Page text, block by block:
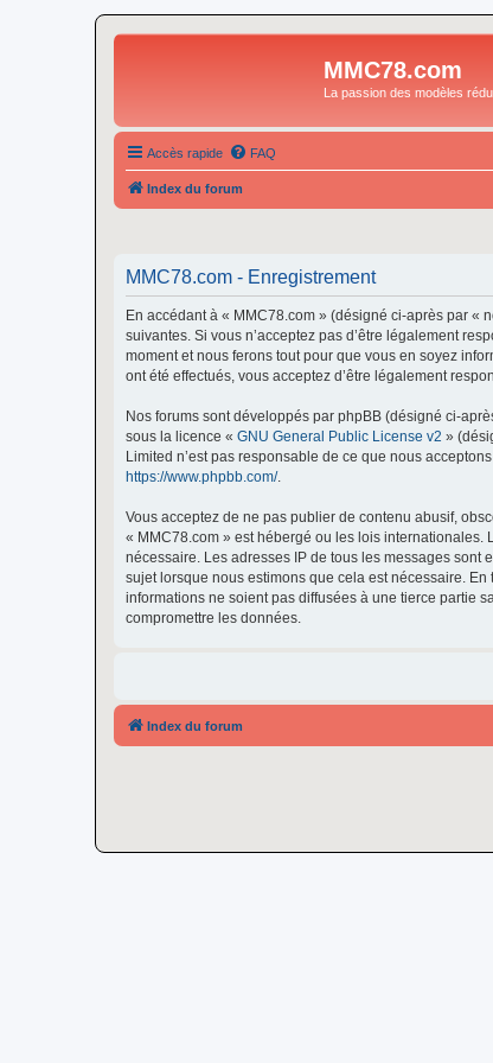
MMC78.com
La passion des modèles
Accès rapide FAQ
Index du forum
MMC78.com - Enregistrement
En accédant à « MMC78.com » (désigné ci-après par «
suivantes. Si vous n’acceptez pas d’être légalement
moment et nous ferons tout pour que vous en soyez
ont été effectués, vous acceptez d’être légalement
Nos forums sont développés par phpBB (désigné ci-
sous la licence « GNU General Public License v2 »
Limited n’est pas responsable de ce que nous
https://www.phpbb.com/.
Vous acceptez de ne pas publier de contenu abusif,
« MMC78.com » est hébergé ou les lois internationales.
nécessaire. Les adresses IP de tous les messages sont
sujet lorsque nous estimons que cela est nécessaire.
informations ne soient pas diffusées à une tierce partie
compromettre les données.
Index du forum